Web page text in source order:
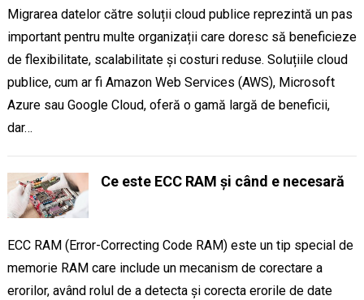
Migrarea datelor către soluții cloud publice reprezintă un pas
important pentru multe organizații care doresc să beneficieze
de flexibilitate, scalabilitate și costuri reduse. Soluțiile cloud
publice, cum ar fi Amazon Web Services (AWS), Microsoft
Azure sau Google Cloud, oferă o gamă largă de beneficii,
dar…
Ce este ECC RAM și când e necesară
ECC RAM (Error-Correcting Code RAM) este un tip special de
memorie RAM care include un mecanism de corectare a
erorilor, având rolul de a detecta și corecta erorile de date